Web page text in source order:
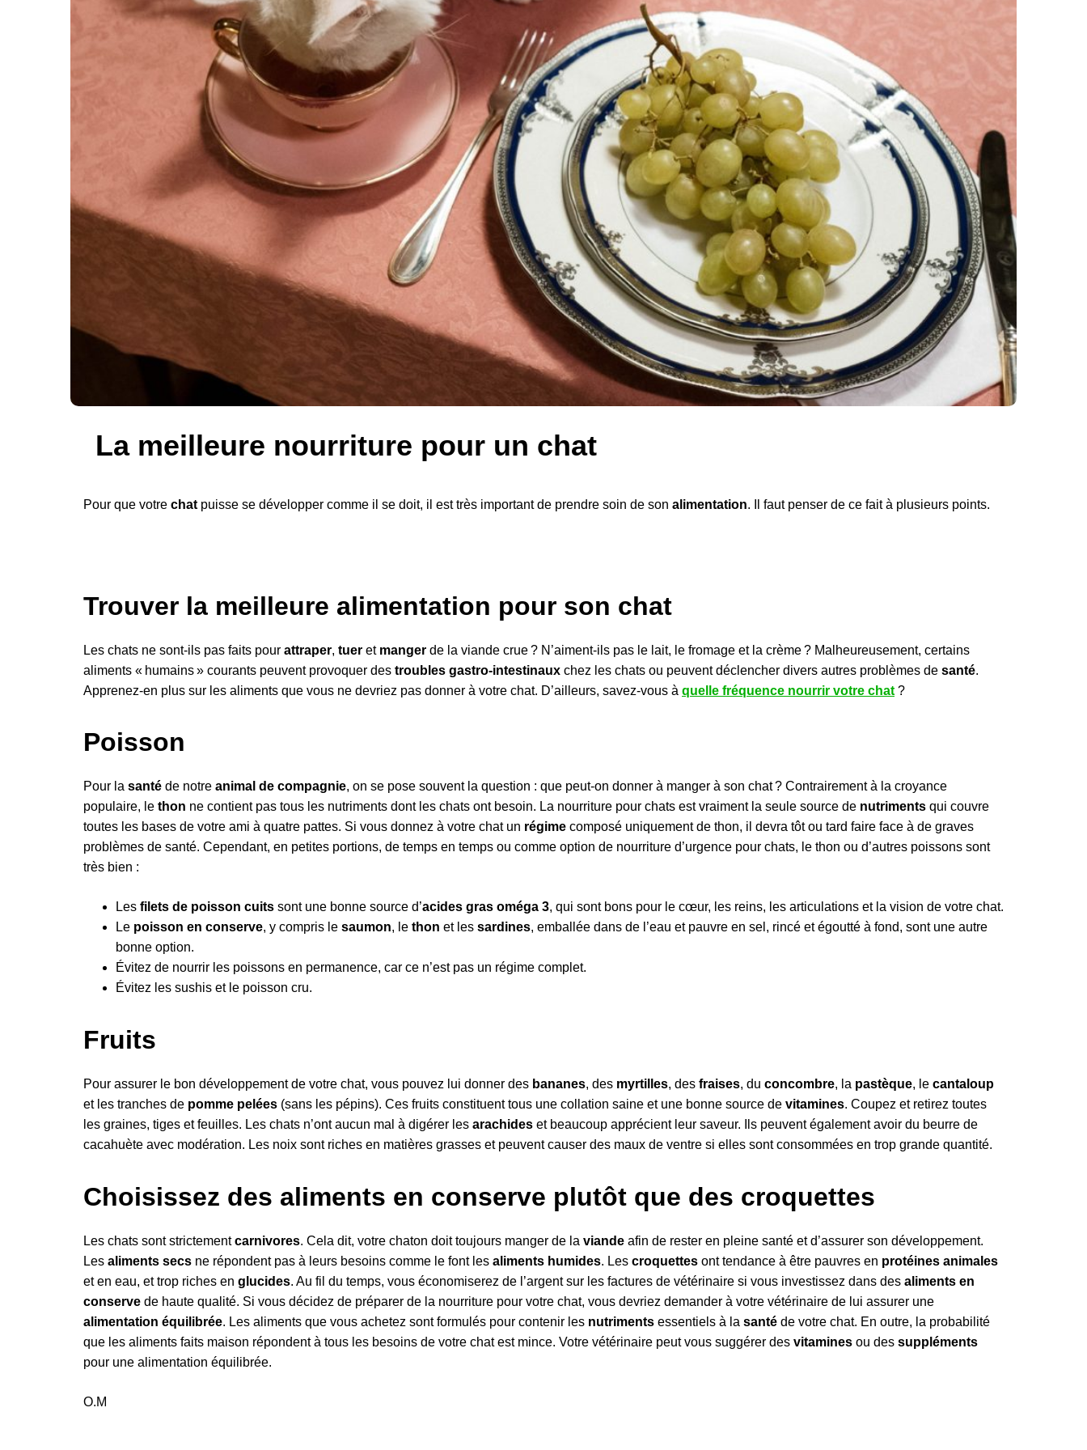
La meilleure nourriture pour un chat
Pour que votre chat puisse se développer comme il se doit, il est très important de prendre soin de son alimentation. Il faut penser de ce fait à plusieurs points.
Trouver la meilleure alimentation pour son chat
Les chats ne sont-ils pas faits pour attraper, tuer et manger de la viande crue ? N’aiment-ils pas le lait, le fromage et la crème ? Malheureusement, certains
aliments « humains » courants peuvent provoquer des troubles gastro-intestinaux chez les chats ou peuvent déclencher divers autres problèmes de santé.
Apprenez-en plus sur les aliments que vous ne devriez pas donner à votre chat. D’ailleurs, savez-vous à quelle fréquence nourrir votre chat ?
Poisson
Pour la santé de notre animal de compagnie, on se pose souvent la question : que peut-on donner à manger à son chat ? Contrairement à la croyance
populaire, le thon ne contient pas tous les nutriments dont les chats ont besoin. La nourriture pour chats est vraiment la seule source de nutriments qui couvre
toutes les bases de votre ami à quatre pattes. Si vous donnez à votre chat un régime composé uniquement de thon, il devra tôt ou tard faire face à de graves
problèmes de santé. Cependant, en petites portions, de temps en temps ou comme option de nourriture d’urgence pour chats, le thon ou d’autres poissons sont
très bien :
Les filets de poisson cuits sont une bonne source d’acides gras oméga 3, qui sont bons pour le cœur, les reins, les articulations et la vision de votre chat.
Le poisson en conserve, y compris le saumon, le thon et les sardines, emballée dans de l’eau et pauvre en sel, rincé et égoutté à fond, sont une autre
bonne option.
Évitez de nourrir les poissons en permanence, car ce n’est pas un régime complet.
Évitez les sushis et le poisson cru.
Fruits
Pour assurer le bon développement de votre chat, vous pouvez lui donner des bananes, des myrtilles, des fraises, du concombre, la pastèque, le cantaloup
et les tranches de pomme pelées (sans les pépins). Ces fruits constituent tous une collation saine et une bonne source de vitamines. Coupez et retirez toutes
les graines, tiges et feuilles. Les chats n’ont aucun mal à digérer les arachides et beaucoup apprécient leur saveur. Ils peuvent également avoir du beurre de
cacahuète avec modération. Les noix sont riches en matières grasses et peuvent causer des maux de ventre si elles sont consommées en trop grande quantité.
Choisissez des aliments en conserve plutôt que des croquettes
Les chats sont strictementcarnivores. Cela dit, votre chaton doit toujours manger de la viande afin de rester en pleine santé et d’assurer son développement.
Les aliments secs ne répondent pas à leurs besoins comme le font les aliments humides. Les croquettes ont tendance à être pauvres en protéines animales
et en eau, et trop riches en glucides. Au fil du temps, vous économiserez de l’argent sur les factures de vétérinaire si vous investissez dans des aliments en
conserve de haute qualité. Si vous décidez de préparer de la nourriture pour votre chat, vous devriez demander à votre vétérinaire de lui assurer une
alimentation équilibrée. Les aliments que vous achetez sont formulés pour contenir les nutriments essentiels à la santé de votre chat. En outre, la probabilité
que les aliments faits maison répondent à tous les besoins de votre chat est mince. Votre vétérinaire peut vous suggérer des vitamines ou des suppléments
pour une alimentation équilibrée.
O.M